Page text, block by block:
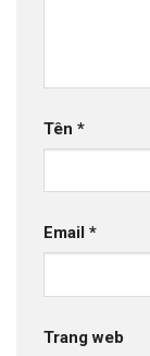
Tên *
Email *
Trang web